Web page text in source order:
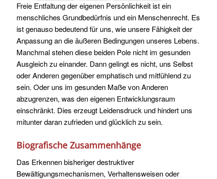
Freie Entfaltung der eigenen Persönlichkeit ist ein
menschliches Grundbedürfnis und ein Menschenrecht. Es
ist genauso bedeutend für uns, wie unsere Fähigkeit der
Anpassung an die äußeren Bedingungen unseres Lebens.
Manchmal stehen diese beiden Pole nicht im gesunden
Ausgleich zu einander. Dann gelingt es nicht, uns Selbst
oder Anderen gegenüber emphatisch und mitfühlend zu
sein. Oder uns im gesunden Maße von Anderen
abzugrenzen, was den eigenen Entwicklungsraum
einschränkt. Dies erzeugt Leidensdruck und hindert uns
mitunter daran zufrieden und glücklich zu sein.
Biografische Zusammenhänge
Das Erkennen bisheriger destruktiver
Bewältigungsmechanismen, Verhaltensweisen oder